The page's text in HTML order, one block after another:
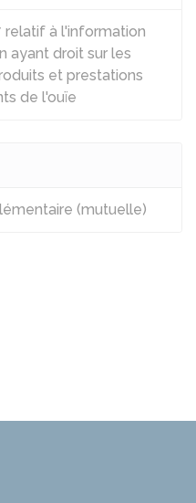
relatif à l'information
ayant droit sur les
et prestations
de l'ouïe
(mutuelle)